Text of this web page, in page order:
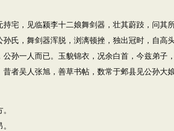
宅，见临颍李十二娘舞剑器，壮其蔚跂，问其
氏，舞剑器浑脱，浏漓顿挫，独出冠时，自高
孙一人而已。玉貌锦衣，况余白首，今兹弟子
昔者吴人张旭，善草书帖，数常于邺县见公孙大